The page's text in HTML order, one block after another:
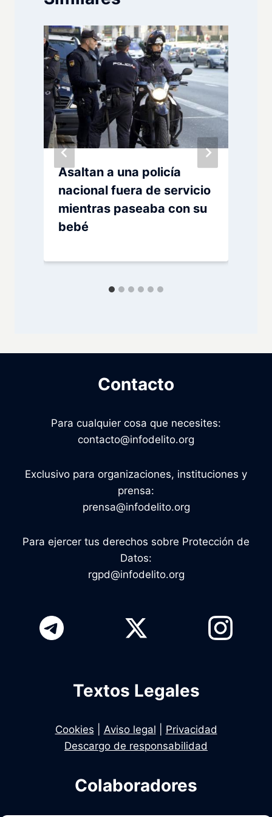
Asaltan a una policía
nacional fuera de servicio
mientras paseaba con su
bebé
Contacto
Para cualquier cosa que necesites:
contacto@infodelito.org
Exclusivo para organizaciones, instituciones y
prensa:
prensa@infodelito.org
Para ejercer tus derechos sobre Protección de
Datos:
rgpd@infodelito.org
Textos Legales
Cookies Aviso legal
Privacidad
Descargo de responsabilidad
Colaboradores